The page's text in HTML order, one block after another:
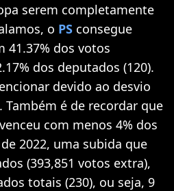
serem completamente
o PS consegue
41.37% dos votos
dos deputados (120).
devido ao desvio
Também é de recordar que
venceu com menos 4% dos
2022, uma subida que
(393,851 votos extra),
totais (230), ou seja, 9